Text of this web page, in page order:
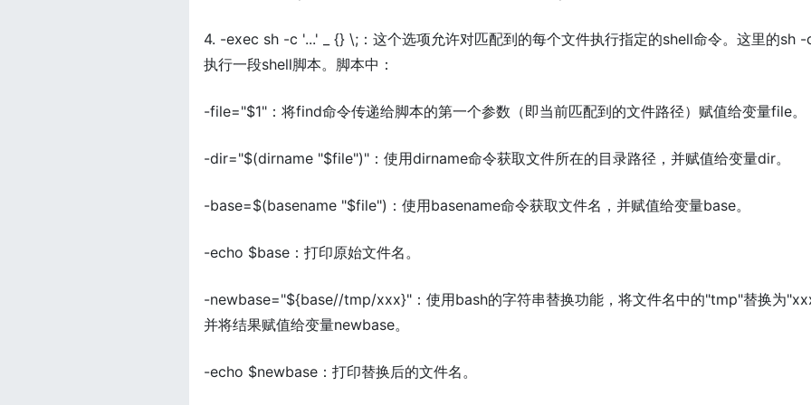
4. -exec sh -c '...' _ {} \;：这个选项允许对匹配到的每个文件执行指定的shell命令。这里的sh -
执行一段shell脚本。脚本中：
-file="$1"：将find命令传递给脚本的第一个参数（即当前匹配到的文件路径）赋值给变量file
-dir="$(dirname "$file")"：使用dirname命令获取文件所在的目录路径，并赋值给变量dir。
-base=$(basename "$file")：使用basename命令获取文件名，并赋值给变量base。
-echo $base：打印原始文件名。
-newbase="${base//tmp/xxx}"：使用bash的字符串替换功能，将文件名中的"tmp"替换为
并将结果赋值给变量newbase。
-echo $newbase：打印替换后的文件名。